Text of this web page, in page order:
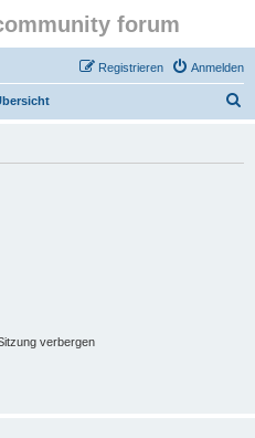
forum
Anmelden
Registrieren
verbergen